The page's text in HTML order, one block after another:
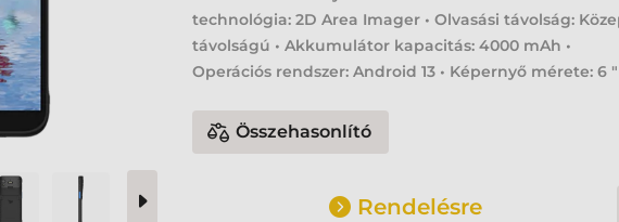
technológia: 2D Area Imager • Olvasási távolság:
távolságú • Akkumulátor kapacitás: 4000 mAh •
Operációs rendszer: Android 13 • Képernyő mérete: 6 "
Összehasonlító
Rendelésre